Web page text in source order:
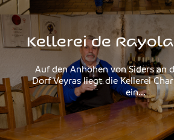
Kellerei de
Auf den Anhöhen von Siders an
Dorf Veyras liegt die Kellerei
ein...